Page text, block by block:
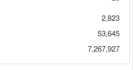
2,823
53,645
7,267,927